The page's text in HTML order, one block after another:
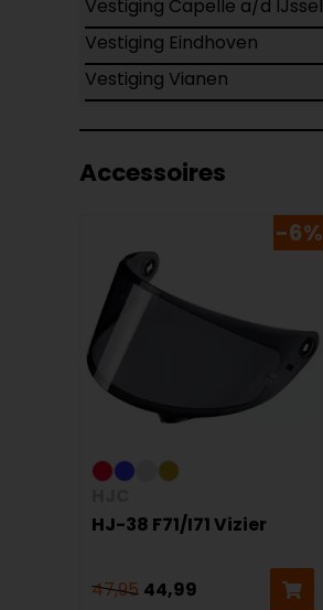
Vestiging Capelle a/d IJssel
Vestiging Eindhoven
Vestiging Vianen
Accessoires
-6%
HJ-38 F71/I71 Vizier
47,95 44,99